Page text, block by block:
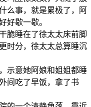
么事，就是累极了，阿
好歇一歇。
脆睡在了徐太太床前脚
时分，徐太太总算睡沉
示意她阿娘和姐姐都睡
间吃了早饭，拿了书